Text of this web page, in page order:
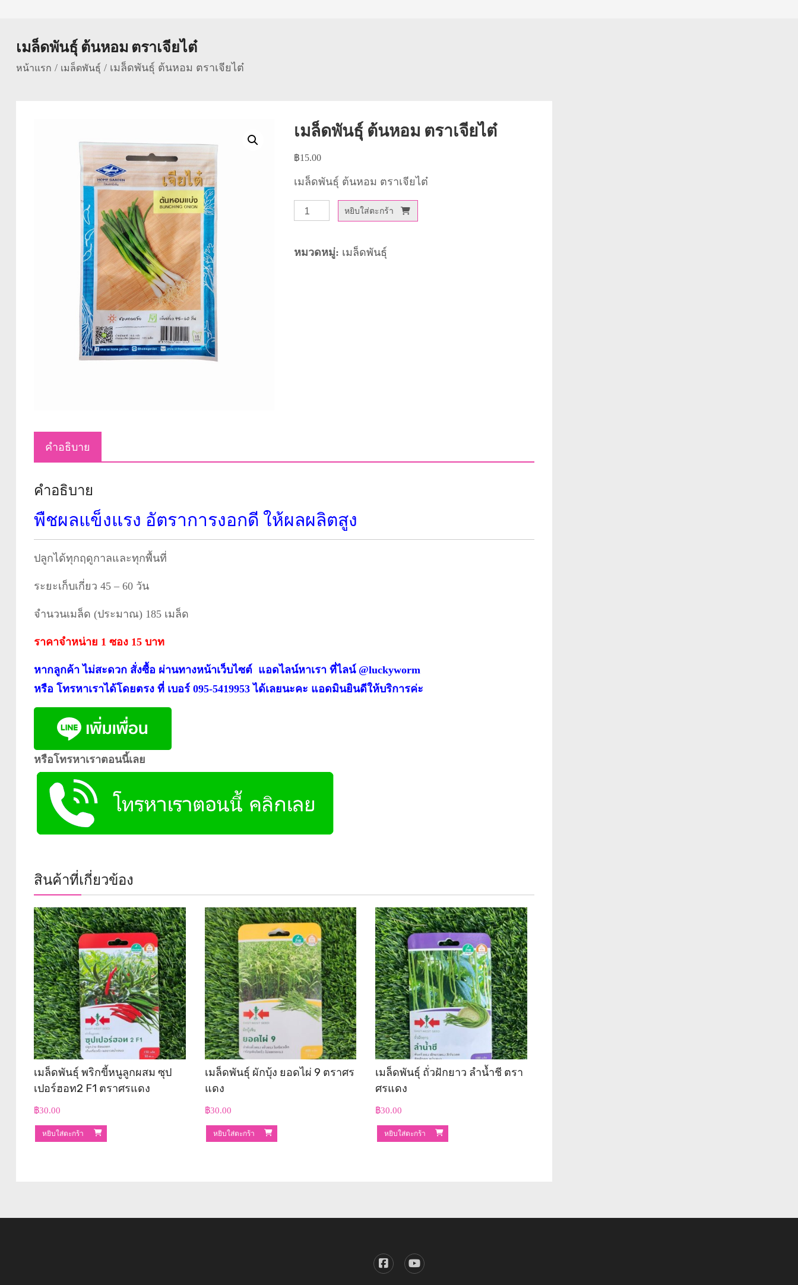
เมล็ดพันธุ์ ต้นหอม ตราเจียไต๋
หน้าแรก / เมล็ดพันธุ์ / เมล็ดพันธุ์ ต้นหอม ตราเจียไต๋
เมล็ดพันธุ์ ต้นหอม ตราเจียไต๋
฿15.00
เมล็ดพันธุ์ ต้นหอม ตราเจียไต๋
จำนวน
พันธุ์
หยิบใส่ตะกร้า
หมวดหมู่: เมล็ดพันธุ์
คำอธิบาย
คำอธิบาย
พืชผลแข็งแรง อัตราการงอกดี ให้ผลผลิตสูง
ปลูกได้ทุกฤดูกาลและทุกพื้นที่
ระยะเก็บเกี่ยว 45 – 60 วัน
จำนวนเมล็ด (ประมาณ) 185 เมล็ด
ราคาจำหน่าย 1 ซอง 15 บาท
หากลูกค้า ไม่สะดวก สั่งซื้อ ผ่านทางหน้าเว็บไซต์ แอดไลน์หาเรา ที่ไลน์ @luckyworm
หรือ โทรหาเราได้โดยตรง ที่ เบอร์ 095-5419953 ได้เลยนะคะ แอดมินยินดีให้บริการค่ะ
หรือโทรหาเราตอนนี้เลย
สินค้าที่เกี่ยวข้อง
เมล็ดพันธุ์ พริกขี้หนูลูกผสม ซุป
เปอร์ฮอท2 F1 ตราศรแดง
฿30.00
หยิบใส่ตะกร้า
เมล็ดพันธุ์ ผักบุ้ง ยอดไผ่ 9 ตราศร
แดง
฿30.00
หยิบใส่ตะกร้า
เมล็ดพันธุ์ ถั่วฝักยาว ลำน้ำชี ตรา
ศรแดง
฿30.00
หยิบใส่ตะกร้า